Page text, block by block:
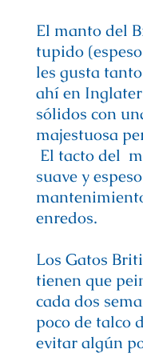
El manto del
tupido
les gusta
ahí en
sólidos con
majestuosa
El tacto del
suave y
enredos.
Los Gatos
tienen que
cada dos
poco de talco
evitar algún